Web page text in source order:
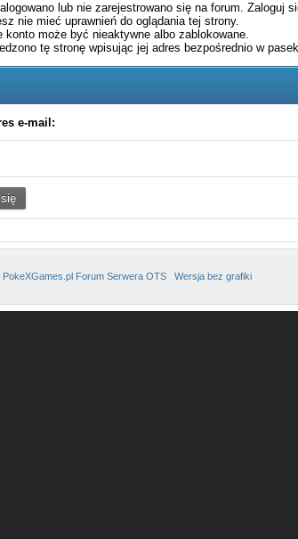
lub nie zarejestrowano się na forum. Zaloguj
nie mieć uprawnień do oglądania tej strony.
konto może być nieaktywne albo zablokowane.
tę stronę wpisując jej adres bezpośrednio w
e-mail:
PokeXGames.pl Forum Serwera OTS Wersja bez grafiki